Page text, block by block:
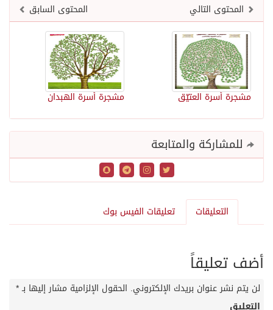
المحتوى السابق المحتوى التالي
مشجرة أسرة الهبدان مشجرة أسرة العتيّق
للمشاركة والمتابعة
التعليقات تعليقات الفيس بوك
أضف تعليقاً
لن يتم نشر عنوان بريدك الإلكتروني. الحقول الإلزامية مشار إليها بـ*
التعليق